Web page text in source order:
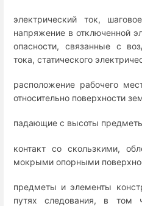
электрический ток,
напряжение в отключенной
опасности, связанные с
тока, статического
расположение рабочего
относительно поверхности
падающие с высоты
контакт со скользкими,
мокрыми опорными
предметы и элементы
путях следования, в том